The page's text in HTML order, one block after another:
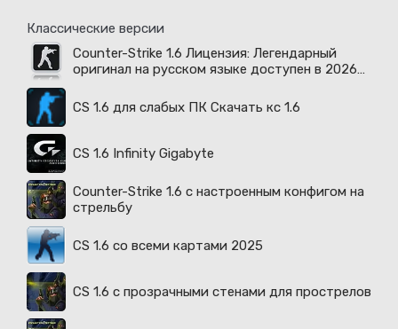
Классические версии
Counter-Strike 1.6 Лицензия: Легендарный
оригинал на русском языке доступен в 2026
CS 1.6 для слабых ПК Скачать кс 1.6
CS 1.6 Infinity Gigabyte
Counter-Strike 1.6 с настроенным конфигом на
стрельбу
CS 1.6 со всеми картами 2025
CS 1.6 с прозрачными стенами для прострелов